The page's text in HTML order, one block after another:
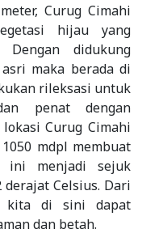
Curug Cimahi
hijau yang
didukung
maka berada di
rileksasi untuk
penat dengan
Curug Cimahi
mdpl membuat
ini menjadi sejuk
Celsius. Dari
kita di sini dapat
dan betah.